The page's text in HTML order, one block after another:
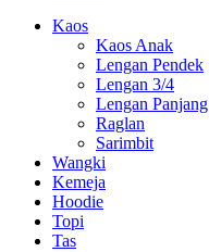
Kaos
Kaos Anak
Lengan Pendek
Lengan 3/4
Lengan Panjang
Raglan
Sarimbit
Wangki
Kemeja
Hoodie
Topi
Tas